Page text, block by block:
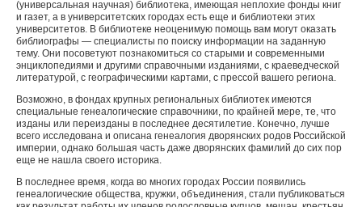
(универсальная научная) библиотека, имеющая неплохие фонды книг
и газет, а в университетских городах есть еще и библиотеки этих
университетов. В библиотеке неоценимую помощь вам могут оказать
библиографы — специалисты по поиску информации на заданную
тему. Они посоветуют познакомиться со старыми и современными
энциклопедиями и другими справочными изданиями, с краеведческой
литературой, с географическими картами, с прессой вашего региона.
Возможно, в фондах крупных региональных библиотек имеются
специальные генеалогические справочники, по крайней мере, те, что
изданы или переизданы в последнее десятилетие. Конечно, лучше
всего исследована и описана генеалогия дворянских родов Российской
империи, однако большая часть даже дворянских фамилий до сих пор
еще не нашла своего историка.
В последнее время, когда во многих городах России появились
генеалогические общества, кружки, объединения, стали публиковаться